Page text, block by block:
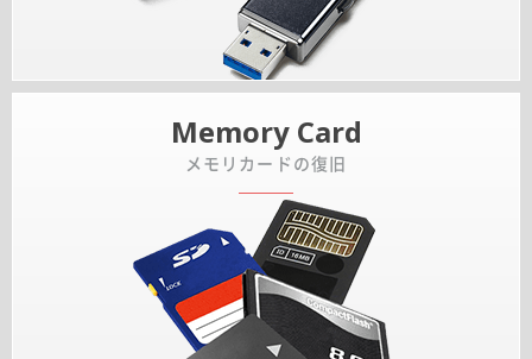
Memory Card
メモリカードの復旧